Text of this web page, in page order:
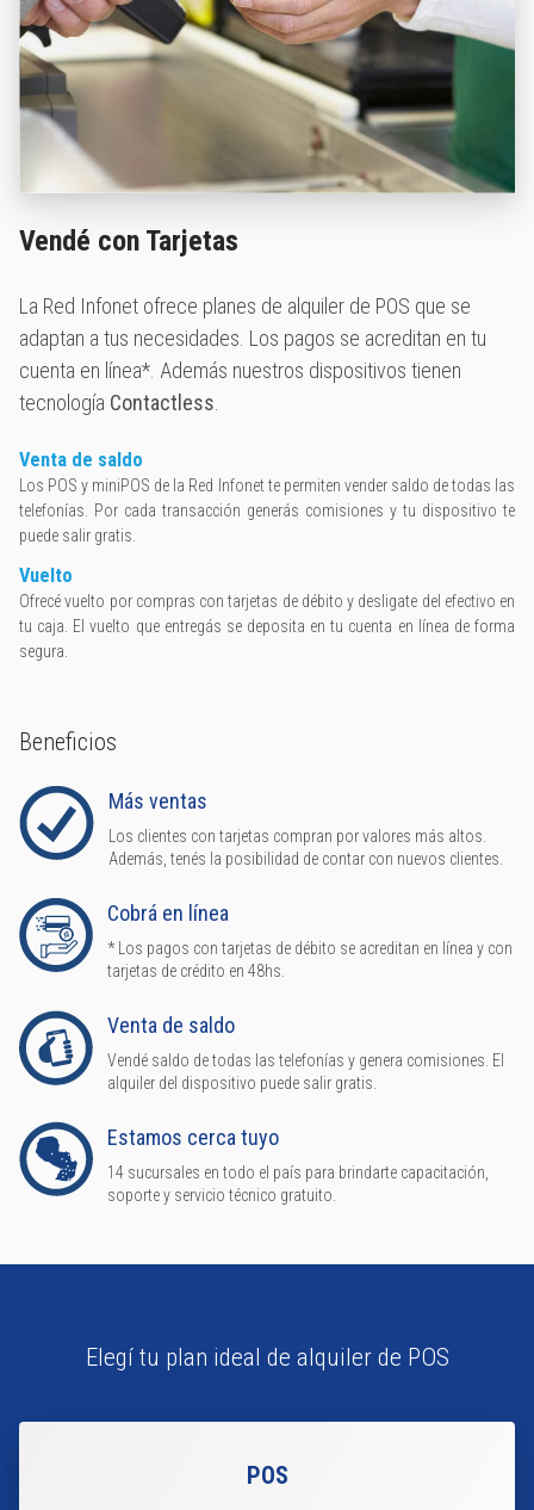
Vendé con Tarjetas
La Red Infonet ofrece planes de alquiler de POS que se
adaptan a tus necesidades. Los pagos se acreditan en tu
cuenta en línea*. Además nuestros dispositivos tienen
tecnología Contactless
Venta de saldo
Los POS y miniPOS de la Red Infonet te permiten vender saldo de todas las
telefonías. Por cada transacción generás comisiones y tu dispositivo te
puede salir gratis.
Vuelto
Ofrecé vuelto por compras con tarjetas de débito y desligate del efectivo en
tu caja. El vuelto que entregás se deposita en tu cuenta en línea de forma
segura.
Beneficios
Más ventas
Los clientes con tarjetas compran por valores más altos.
Además, tenés la posibilidad de contar con nuevos clientes.
Cobrá en línea
* Los pagos con tarjetas de débito se acreditan en línea y con
tarjetas de crédito en 48hs.
Venta de saldo
Vendé saldo de todas las telefonías y genera comisiones. El
alquiler del dispositivo puede salir gratis.
Estamos cerca tuyo
14 sucursales en todo el país para brindarte capacitación,
soporte y servicio técnico gratuito.
Elegí tu plan ideal de alquiler de POS
POS